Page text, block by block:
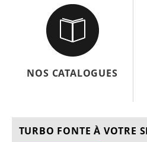
NOS CATALOGUES
TURBO FONTE À VOTRE